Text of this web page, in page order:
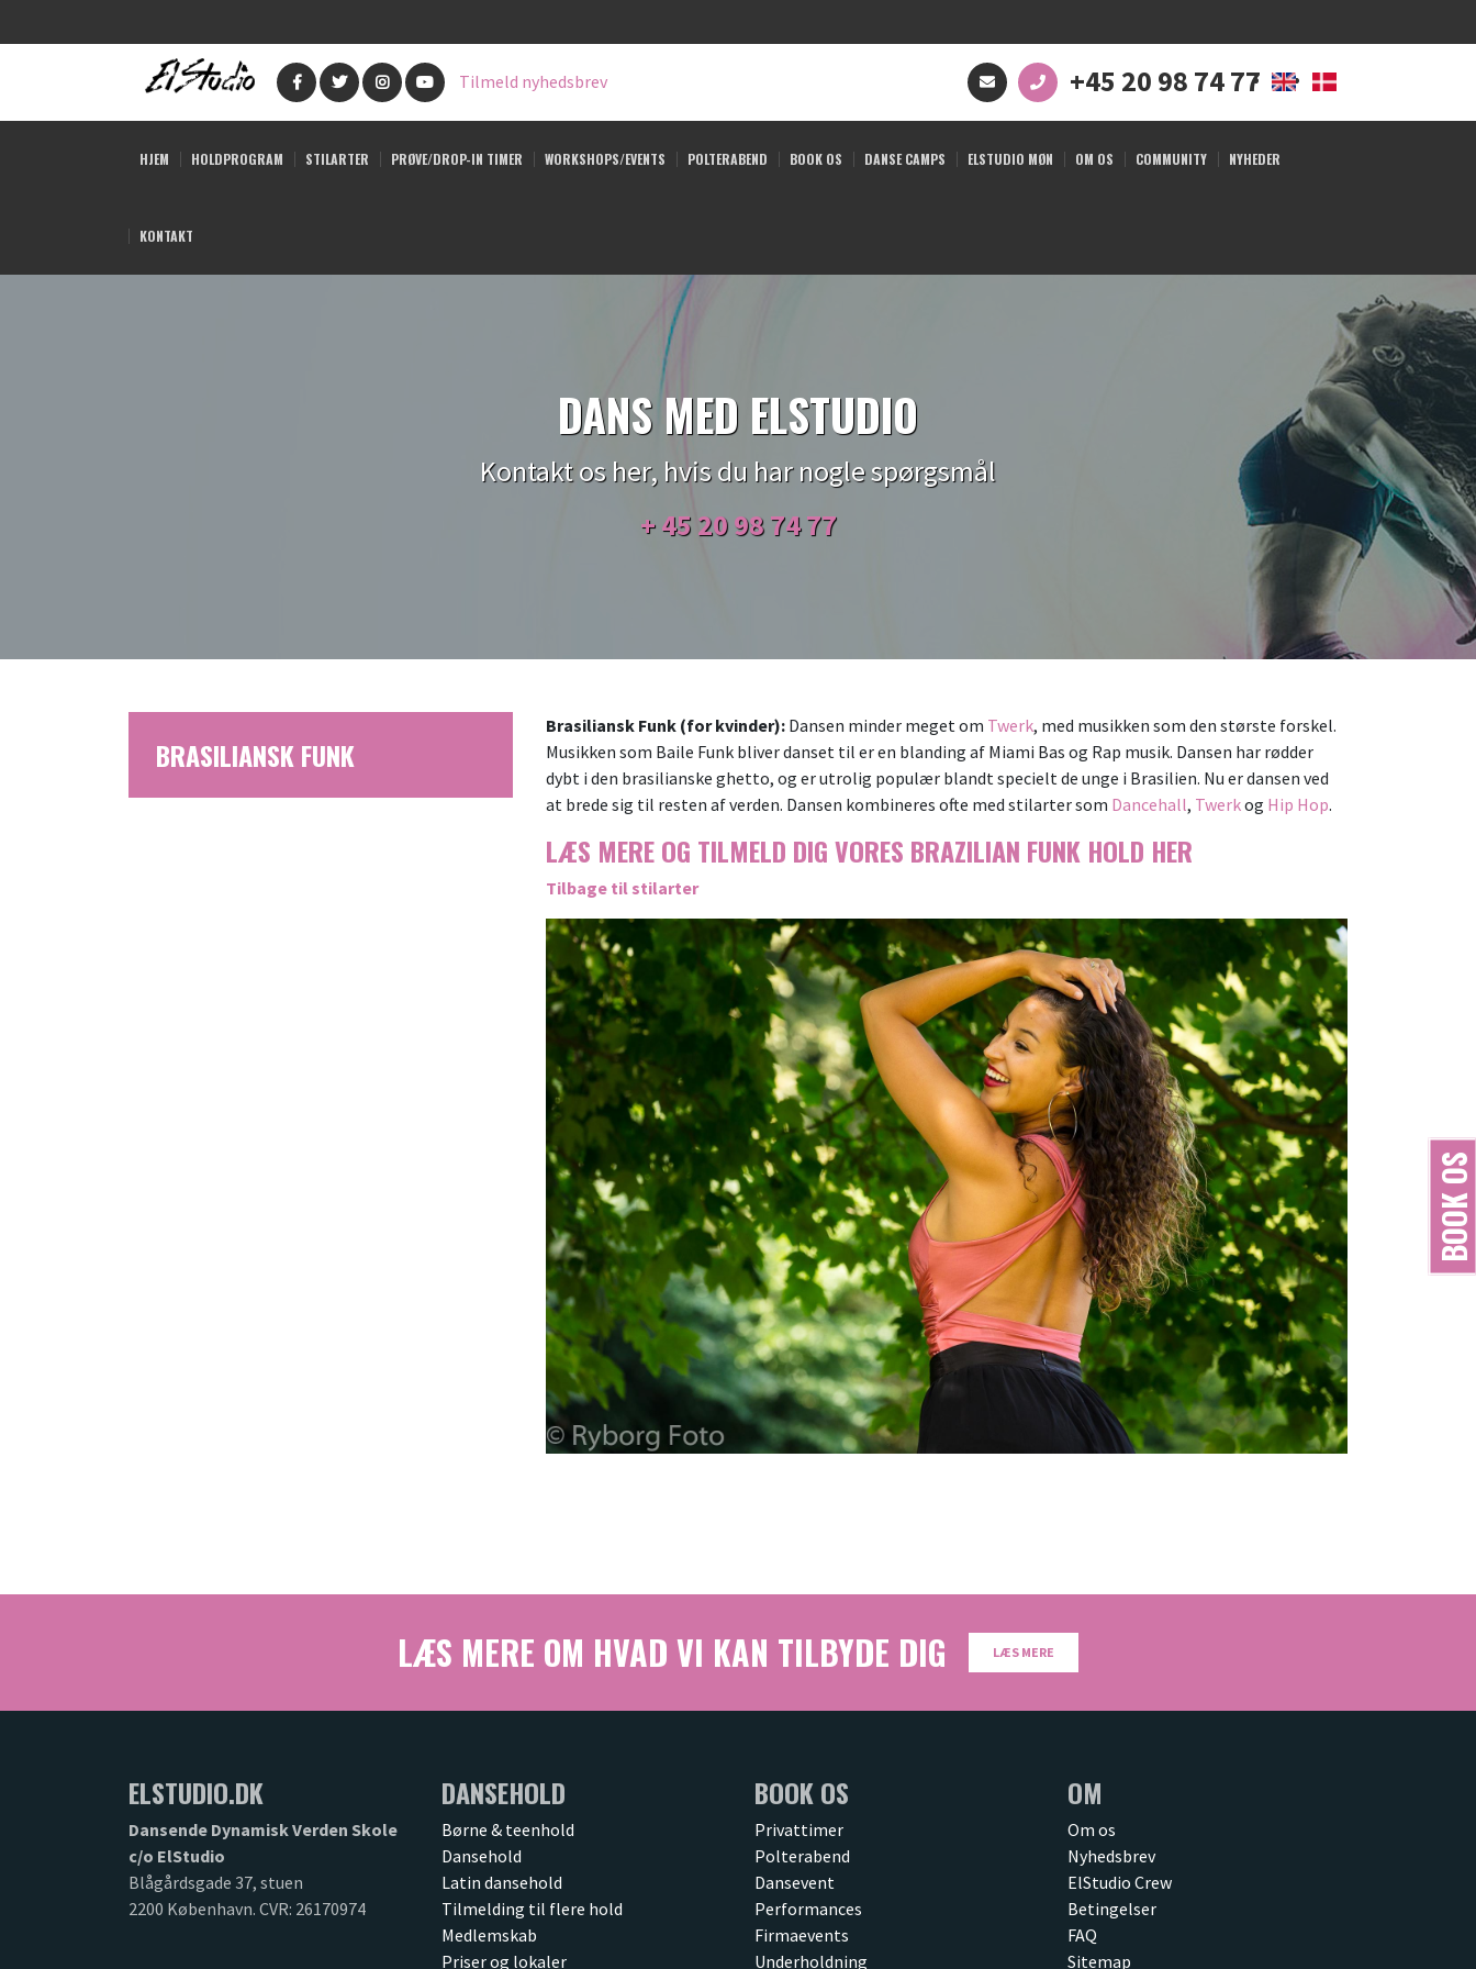
BOOK OS
Tilmeld nyhedsbrev +45 20 98 74 77
HJEM HOLDPROGRAM STILARTER PRØVE/DROP-IN TIMER WORKSHOPS/EVENTS POLTERABEND BOOK OS DANSE CAMPS ELSTUDIO MØN OM OS COMMUNITY NYHEDER
KONTAKT
DANS MED ELSTUDIO
Kontakt os her, hvis du har nogle spørgsmål
+ 45 20 98 74 77
BRASILIANSK FUNK
Brasiliansk Funk (for kvinder): Dansen minder meget om Twerk, med musikken som den største forskel.
Musikken som Baile Funk bliver danset til er en blanding af Miami Bas og Rap musik. Dansen har rødder
dybt i den brasilianske ghetto, og er utrolig populær blandt specielt de unge i Brasilien. Nu er dansen ved
at brede sig til resten af verden. Dansen kombineres ofte med stilarter som Dancehall, Twerkog Hip Hop.
LÆS MERE OG TILMELD DIG VORES BRAZILIAN FUNK HOLD HER
Tilbage til stilarter
LÆS MERE OM HVAD VI KAN TILBYDE DIG LÆS MERE
ELSTUDIO.DK
Dansende Dynamisk Verden Skole
c/o ElStudio
Blågårdsgade 37, stuen
2200 København. CVR: 26170974
DANSEHOLD
Børne & teenhold
Dansehold
Latin dansehold
Tilmelding til flere hold
Medlemskab
Priser og lokaler
BOOK OS
Privattimer
Polterabend
Dansevent
Performances
Firmaevents
Underholdning
OM
Om os
Nyhedsbrev
ElStudio Crew
Betingelser
FAQ
Sitemap